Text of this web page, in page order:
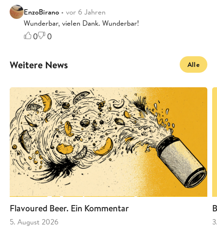
EnzoBirano • vor 6 Jahren
Wunderbar, vielen Dank. Wunderbar!
0 0
Weitere News Alle
Flavoured Beer. Ein Kommentar
5. August 2026